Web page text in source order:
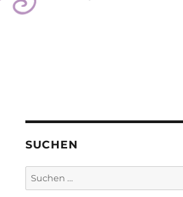
SUCHEN
Suchen
nach: